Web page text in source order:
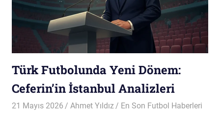
Türk Futbolunda Yeni Dönem:
Ceferin’in İstanbul Analizleri
21 Mayıs 2026 Ahmet Yıldız En Son Futbol Haberleri